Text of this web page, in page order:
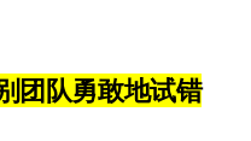
团队勇敢地试错